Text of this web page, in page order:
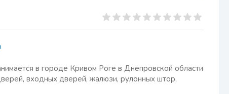
в городе Кривом Роге в Днепровской области
входных дверей, жалюзи, рулонных штор,